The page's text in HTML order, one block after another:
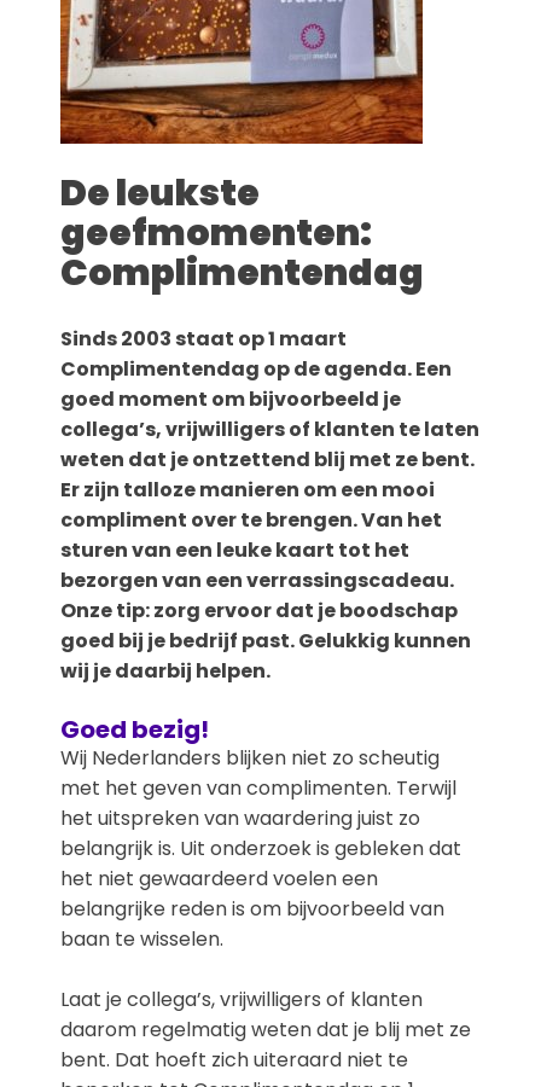
De leukste
geefmomenten:
Complimentendag
Sinds 2003 staat op 1 maart
Complimentendag op de agenda. Een
goed moment om bijvoorbeeld je
collega’s, vrijwilligers of klanten te laten
weten dat je ontzettend blij met ze bent.
Er zijn talloze manieren om een mooi
compliment over te brengen. Van het
sturen van een leuke kaart tot het
bezorgen van een verrassingscadeau.
Onze tip: zorg ervoor dat je boodschap
goed bij je bedrijf past. Gelukkig kunnen
wij je daarbij helpen.
Goed bezig!
Wij Nederlanders blijken niet zo scheutig
met het geven van complimenten. Terwijl
het uitspreken van waardering juist zo
belangrijk is. Uit onderzoek is gebleken dat
het niet gewaardeerd voelen een
belangrijke reden is om bijvoorbeeld van
baan te wisselen.
Laat je collega’s, vrijwilligers of klanten
daarom regelmatig weten dat je blij met ze
bent. Dat hoeft zich uiteraard niet te